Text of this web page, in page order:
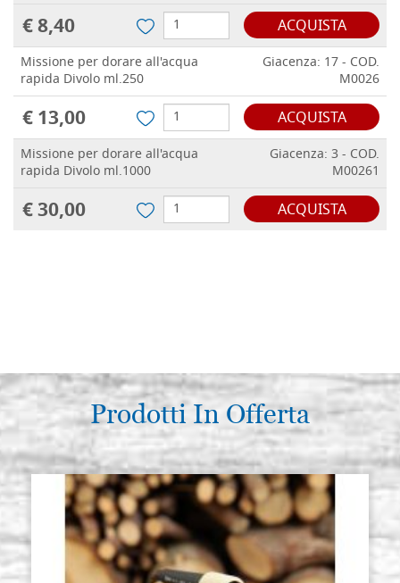
€ 8,40 ACQUISTA
Missione per dorare all'acqua
rapida Divolo ml.250
Giacenza: 17 - COD.
M0026
€ 13,00 ACQUISTA
Missione per dorare all'acqua
rapida Divolo ml.1000
Giacenza: 3 - COD.
M00261
€ 30,00 ACQUISTA
Prodotti In Offerta